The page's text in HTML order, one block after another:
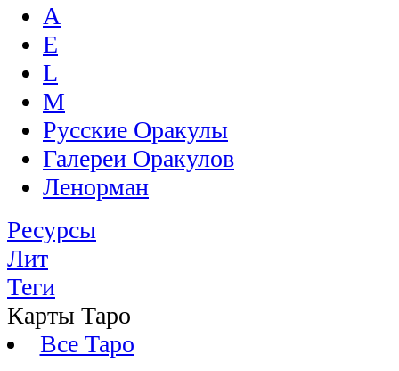
A
E
L
M
Русские Оракулы
Галереи Оракулов
Ленорман
Ресурсы
Лит
Теги
Карты Таро
Все Таро